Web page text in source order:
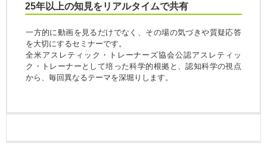
25年以上の知見をリアルタイムで共有
一方的に動画を見るだけでなく、その場の気づきや質疑応答
を大切にするセミナーです。
全米アスレティック・トレーナーズ協会公認アスレティッ
ク・トレーナーとして培った科学的根拠と、認知科学の視点
から、毎回異なるテーマを深堀りします。